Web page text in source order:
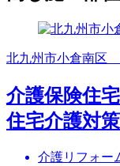
北九州市小倉南区
介護保険住
住宅介護対
介護リフォー